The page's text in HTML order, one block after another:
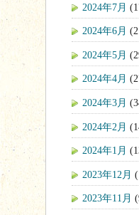
2024年7月
2024年6月
2024年5月
2024年4月
2024年3月
2024年2月
2024年1月
2023年12月
2023年11月